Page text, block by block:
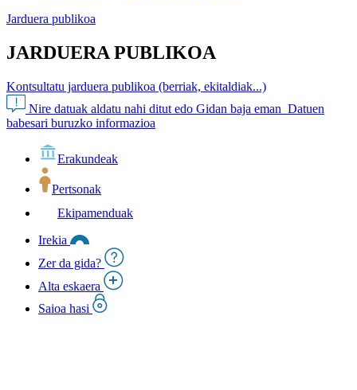
Jarduera publikoa
JARDUERA PUBLIKOA
Kontsultatu jarduera publikoa (berriak, ekitaldiak...)
Nire datuak aldatu nahi ditut edo Gidan baja eman Datuen
babesari buruzko informazioa
Erakundeak
Pertsonak
Ekipamenduak
Irekia
Zer da gida?
Alta eskaera
Saioa hasi